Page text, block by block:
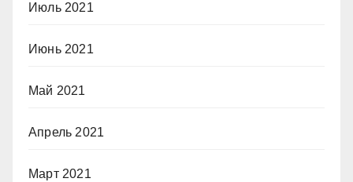
Июль 2021
Июнь 2021
Май 2021
Апрель 2021
Март 2021